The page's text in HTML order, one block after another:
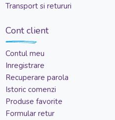
Transport si retururi
Cont client
Contul meu
Inregistrare
Recuperare parola
Istoric comenzi
Produse favorite
Formular retur